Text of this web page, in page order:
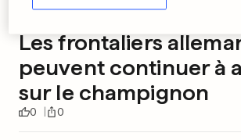
Les frontaliers
peuvent continuer à
sur le champignon
0 0